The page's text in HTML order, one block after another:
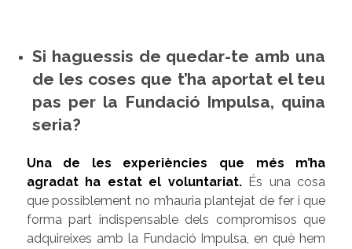
Si haguessis de quedar-te amb una
de les coses que t’ha aportat el teu
pas per la Fundació Impulsa, quina
seria?
Una de les experiències que més m’ha
agradat ha estat el voluntariat. És una cosa
que possiblement no m’hauria plantejat de fer i que
forma part indispensable dels compromisos que
adquireixes amb la Fundació Impulsa, en què hem